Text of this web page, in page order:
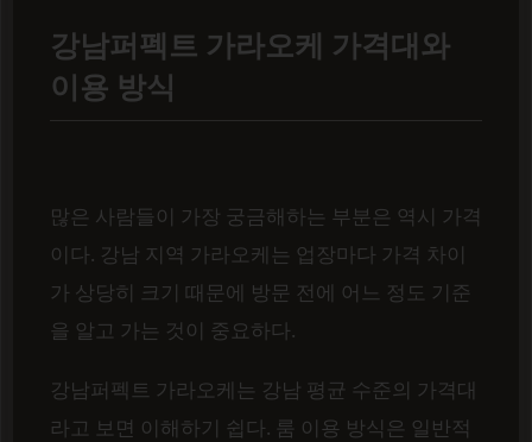
강남퍼펙트 가라오케 가격대와
이용 방식
많은 사람들이 가장 궁금해하는 부분은 역시 가격
이다. 강남 지역 가라오케는 업장마다 가격 차이
가 상당히 크기 때문에 방문 전에 어느 정도 기준
을 알고 가는 것이 중요하다.
강남퍼펙트 가라오케는 강남 평균 수준의 가격대
라고 보면 이해하기 쉽다. 룸 이용 방식은 일반적